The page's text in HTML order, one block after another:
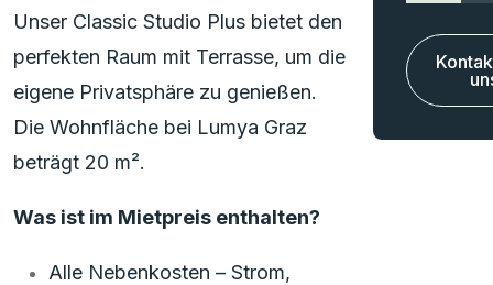
Unser Classic Studio Plus bietet den
perfekten Raum mit Terrasse, um die
eigene Privatsphäre zu genießen.
Die Wohnfläche bei Lumya Graz
beträgt 20 m².
Was ist im Mietpreis enthalten?
Alle Nebenkosten – Strom,